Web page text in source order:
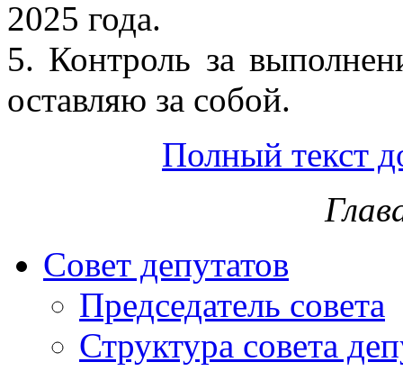
2025 года.
5. Контроль за
оставляю за собой.
Полный текст
Совет депутатов
Председатель совета
Структура совета